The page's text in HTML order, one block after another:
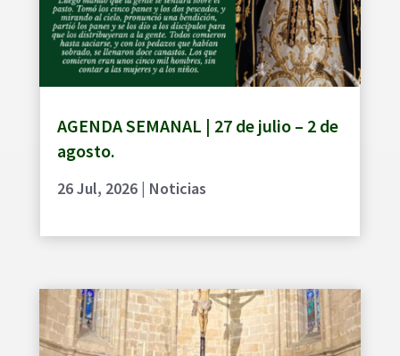
AGENDA SEMANAL | 27 de julio – 2 de
agosto.
26 Jul, 2026| Noticias